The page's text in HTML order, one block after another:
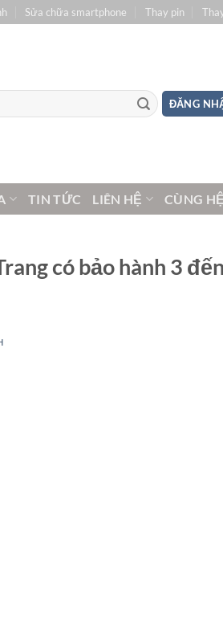
Sửa chữa smartphone Thay pin
ĐĂNG
TIN TỨC LIÊN HỆ CÙNG
có bảo hành 3 đến